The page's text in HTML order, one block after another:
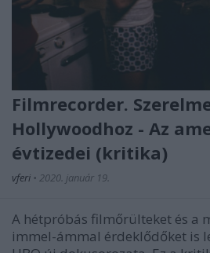
Filmrecorder.
Hollywoodhoz - Az
évtizedei (kritika)
vferi • 2020. január 19.
A hétpróbás filmőrülteket és a
immel-ámmal érdeklődőket is